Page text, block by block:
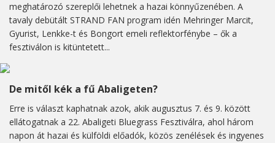
meghatározó szereplői lehetnek a hazai könnyűzenében. A
tavaly debütált STRAND FAN program idén Mehringer Marcit,
Gyurist, Lenkke-t és Bongort emeli reflektorfénybe – ők a
fesztiválon is kitüntetett...
De mitől kék a fű Abaligeten?
Erre is választ kaphatnak azok, akik augusztus 7. és 9. között
ellátogatnak a 22. Abaligeti Bluegrass Fesztiválra, ahol három
napon át hazai és külföldi előadók, közös zenélések és ingyenes